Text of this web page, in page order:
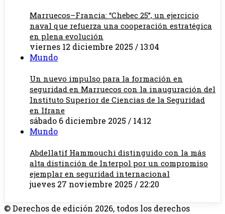
Marruecos–Francia: “Chebec 25”, un ejercicio
naval que refuerza una cooperación estratégica
en plena evolución
viernes 12 diciembre 2025 / 13:04
Mundo
Un nuevo impulso para la formación en
seguridad en Marruecos con la inauguración del
Instituto Superior de Ciencias de la Seguridad
en Ifrane
sábado 6 diciembre 2025 / 14:12
Mundo
Abdellatif Hammouchi distinguido con la más
alta distinción de Interpol por un compromiso
ejemplar en seguridad internacional
jueves 27 noviembre 2025 / 22:20
© Derechos de edición 2026, todos los derechos